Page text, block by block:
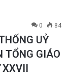
0 84
UỶ
TỔNG GIÁO
XXVII